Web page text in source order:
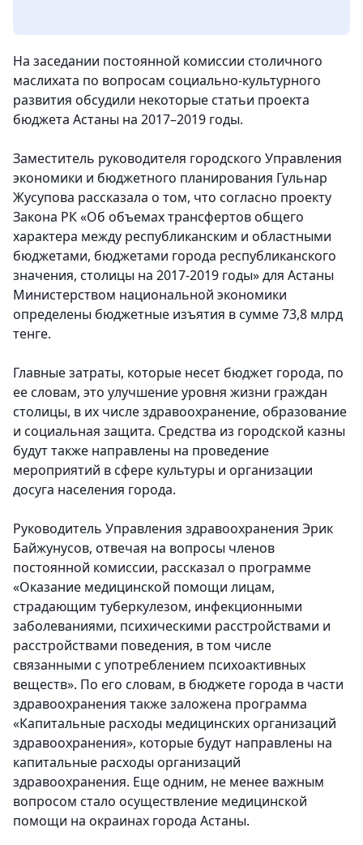
На заседании постоянной комиссии столичного
маслихата по вопросам социально-культурного
развития обсудили некоторые статьи проекта
бюджета Астаны на 2017–2019 годы.
Заместитель руководителя городского Управления
экономики и бюджетного планирования Гульнар
Жусупова рассказала о том, что согласно проекту
Закона РК «Об объемах трансфертов общего
характера между республиканским и областными
бюджетами, бюджетами города республиканского
значения, столицы на 2017-2019 годы» для Астаны
Министерством национальной экономики
определены бюджетные изъятия в сумме 73,8 млрд
тенге.
Главные затраты, которые несет бюджет города, по
ее словам, это улучшение уровня жизни граждан
столицы, в их числе здравоохранение, образование
и социальная защита. Средства из городской казны
будут также направлены на проведение
мероприятий в сфере культуры и организации
досуга населения города.
Руководитель Управления здравоохранения Эрик
Байжунусов, отвечая на вопросы членов
постоянной комиссии, рассказал о программе
«Оказание медицинской помощи лицам,
страдающим туберкулезом, инфекционными
заболеваниями, психическими расстройствами и
расстройствами поведения, в том числе
связанными с употреблением психоактивных
веществ». По его словам, в бюджете города в части
здравоохранения также заложена программа
«Капитальные расходы медицинских организаций
здравоохранения», которые будут направлены на
капитальные расходы организаций
здравоохранения. Еще одним, не менее важным
вопросом стало осуществление медицинской
помощи на окраинах города Астаны.